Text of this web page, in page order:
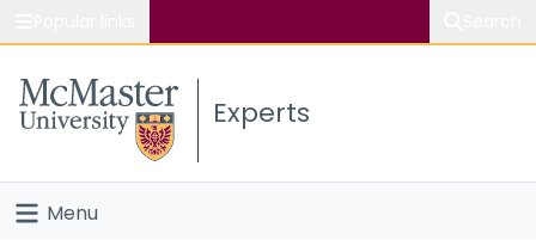
Study
Connect
Experts
Menu